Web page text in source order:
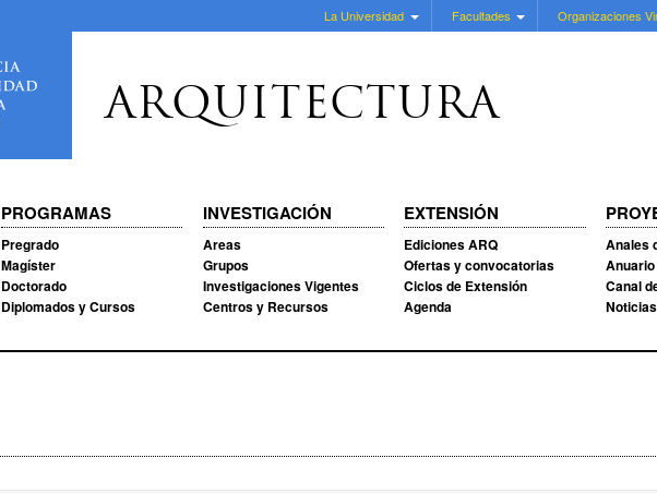
La Universidad Facultades Organizaciones
ARQUITECTURA
PROGRAMAS
Pregrado
Magíster
Doctorado
Diplomados y Cursos
INVESTIGACIÓN
Areas
Grupos
Investigaciones Vigentes
Centros y Recursos
EXTENSIÓN
Ediciones ARQ
Ofertas y convocatorias
Ciclos de Extensión
Agenda
Anales
Anuario
Canal
Noticias